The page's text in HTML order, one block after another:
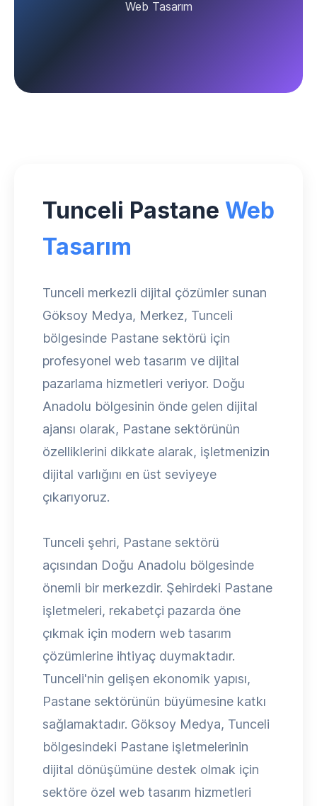
Web Tasarım
Tunceli Pastane Web
Tasarım
Tunceli merkezli dijital çözümler sunan
Göksoy Medya, Merkez, Tunceli
bölgesinde Pastane sektörü için
profesyonel web tasarım ve dijital
pazarlama hizmetleri veriyor. Doğu
Anadolu bölgesinin önde gelen dijital
ajansı olarak, Pastane sektörünün
özelliklerini dikkate alarak, işletmenizin
dijital varlığını en üst seviyeye
çıkarıyoruz.
Tunceli şehri, Pastane sektörü
açısından Doğu Anadolu bölgesinde
önemli bir merkezdir. Şehirdeki Pastane
işletmeleri, rekabetçi pazarda öne
çıkmak için modern web tasarım
çözümlerine ihtiyaç duymaktadır.
Tunceli'nin gelişen ekonomik yapısı,
Pastane sektörünün büyümesine katkı
sağlamaktadır. Göksoy Medya, Tunceli
bölgesindeki Pastane işletmelerinin
dijital dönüşümüne destek olmak için
sektöre özel web tasarım hizmetleri